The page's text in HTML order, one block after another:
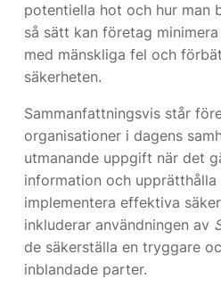
potentiella hot och hur man
så sätt kan företag
med mänskliga fel och
säkerheten.
Sammanfattningsvis står
organisationer i dagens
utmanande uppgift när det
information och upprätthålla
implementera effektiva
inkluderar användningen av
de säkerställa en tryggare
inblandade parter.